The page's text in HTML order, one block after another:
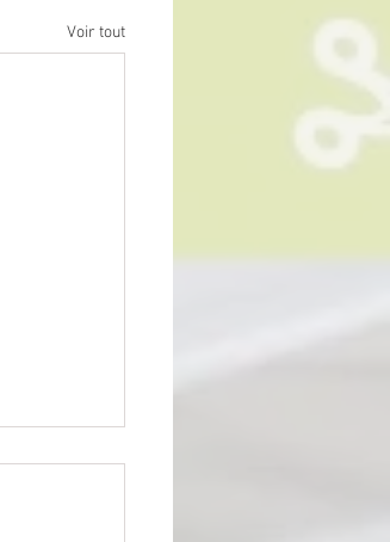
Voir tout